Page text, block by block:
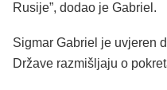
Rusije”, dodao je Gabriel.
Sigmar Gabriel je uvjeren
Države razmišljaju o